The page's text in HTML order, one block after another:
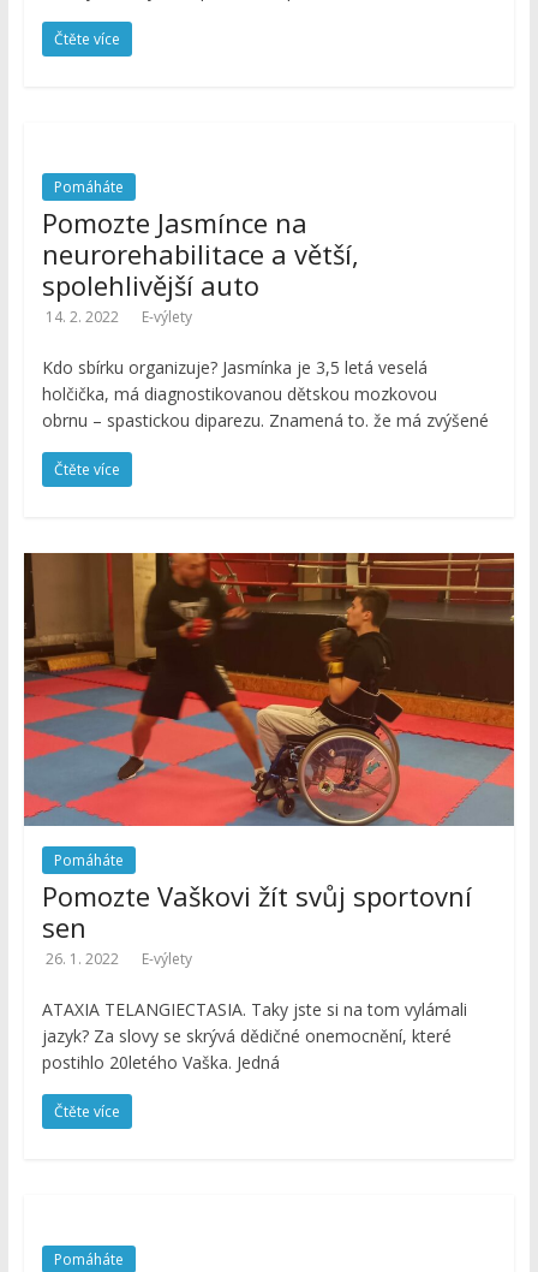
Čtěte více
Pomáháte
Pomozte Jasmínce na
neurorehabilitace a větší,
spolehlivější auto
14. 2. 2022 E-výlety
Kdo sbírku organizuje? Jasmínka je 3,5 letá veselá
holčička, má diagnostikovanou dětskou mozkovou
obrnu – spastickou diparezu. Znamená to. že má zvýšené
Čtěte více
Pomáháte
Pomozte Vaškovi žít svůj sportovní
sen
26. 1. 2022 E-výlety
ATAXIA TELANGIECTASIA. Taky jste si na tom vylámali
jazyk? Za slovy se skrývá dědičné onemocnění, které
postihlo 20letého Vaška. Jedná
Čtěte více
Pomáháte